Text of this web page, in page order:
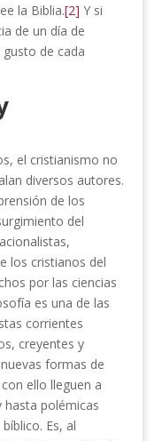
la Biblia.[2] Y si
de un día de
de cada
el cristianismo no
diversos autores.
de los
del
los cristianos del
por las ciencias
es una de las
corrientes
creyentes y
formas de
ello lleguen a
hasta polémicas
Es, al